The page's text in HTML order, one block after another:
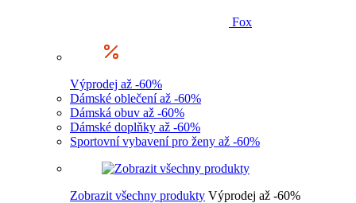
Fox
Výprodej až -60%
Dámské oblečení až -60%
Dámská obuv až -60%
Dámské doplňky až -60%
Sportovní vybavení pro ženy až -60%
Zobrazit všechny produkty Výprodej až -60%